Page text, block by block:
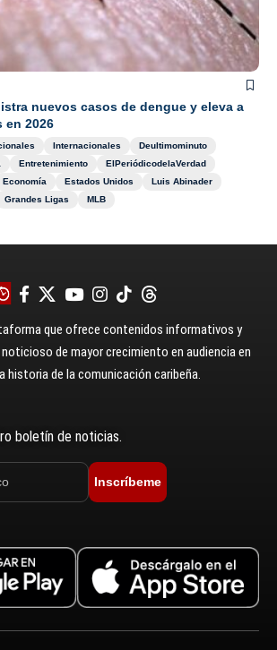
nuevos casos de dengue y eleva a
en 2026
Internacionales
Deultimominuto
Entretenimiento
ElPeriódicodelaVerdad
Economía Estados Unidos
Luis Abinader
Grandes Ligas MLB
que ofrece contenidos informativos y
de mayor crecimiento en audiencia en
historia de la comunicación caribeña.
boletín de noticias.
Inscríbeme